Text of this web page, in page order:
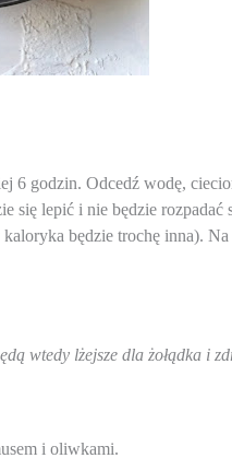
6 godzin. Odcedź wodę,
się lepić i nie będzie
będzie trochę inna).
wtedy lżejsze dla żołądka i
i oliwkami.